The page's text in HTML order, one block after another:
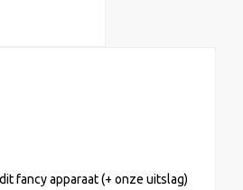
fancy apparaat (+ onze uitslag)